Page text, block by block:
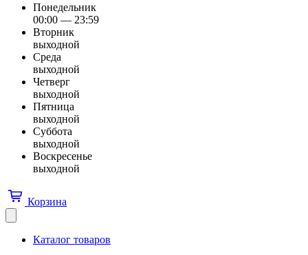
Понедельник
00:00 — 23:59
Вторник
выходной
Среда
выходной
Четверг
выходной
Пятница
выходной
Суббота
выходной
Воскресенье
выходной
Корзина
Каталог товаров